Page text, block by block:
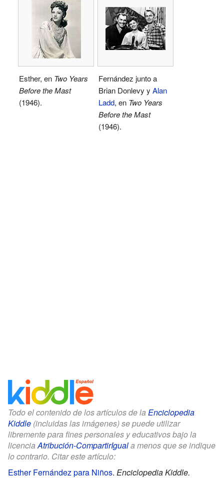
Esther, en Two Years
Before the Mast
(1946).
Fernández junto a
Brian Donlevy y Alan
Ladd, en Two Years
Before the Mast
(1946).
Todo el contenido de los artículos de la Enciclopedia
Kiddle (incluidas las imágenes) se puede utilizar
libremente para fines personales y educativos bajo la
licenciaAtribución-CompartirIguala menos que se indique
lo contrario. Citar este artículo:
Esther Fernández para Niños. Enciclopedia Kiddle.